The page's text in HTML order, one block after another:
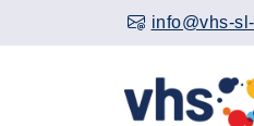
info@vhs-